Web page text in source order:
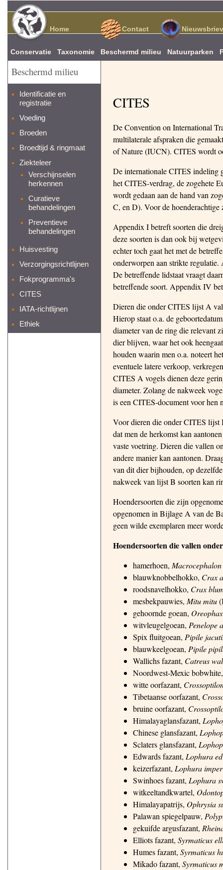
Beschermd milieu
Identificatie en
registratie
Voeding
Broeden
Broedtijd & ringmaat
Ziekteleer
Verschijnselen
herkennen
Curatieve
behandelingen
Preventieve
behandelingen
Huisvesting
Verzorgingsrichtlijnen
Fokprogramma's
CITES
IATA-richtlijnen
Ethiek
CITES
De Convention on International
multilaterale afspraken die
of Nature (IUCN). CITES wordt
De internationale CITES indeling
het CITES-verdrag, de zogehete
wordt gedaan aan de hand van
C, en D). Voor de
Appendix I betreft soorten die
deze soorten is dan ook bij
echter toch gaat het met de
onderworpen aan strikte
De betreffende lidstaat vraagt
betreffende soort. Appendix IV
Dieren die onder CITES lijst A
Hierop staat o.a. de
diameter van de ring die relevant
dier blijven, waar het ook
houden waarin men o.a. noteert
eventuele latere verkoop,
CITES A vogels dienen deze
diameter. Zolang de nakweek
is een CITES-document voor hen
Voor dieren die onder CITES lijst
dat men de herkomst kan
vaste voetring. Dieren die vallen
andere manier kan aantonen.
van dit dier bijhouden, op
nakweek van lijst B soorten kan
Hoendersoorten die zijn
opgenomen in Bijlage A van de
geen wilde exemplaren meer
Hoendersoorten die vallen
hamerhoen,
blauwknobbelhokko, Crax
roodsnavelhokko, Crax
mesbekpauwies,Mitu mitu
gehoornde goean,
witvleugelgoean, Penelope
Spix fluitgoean, Pipile
blauwkeelgoean, Pipile
Wallichs fazant, Catreus
Noordwest-Mexic
witte oorfazant,
Tibetaanse oorfazant,
bruine oorfazant,
Himalayaglansfazant,
Chinese glansfazant,
Sclaters glansfazant,
Edwards fazant, Lophura
keizerfazant, Lophura
Swinhoes fazant, Lophura
witkeeltandkwartel,
Himalayapatrijs, Ophrysia
Palawan spiegelpauw,
gekuifde argusfazant,
Elliots fazant, Syrmaticus
Humes fazant, Syrmaticus
Mikado fazant, Syrmaticus
Home Contact
Conservatie Taxonomie Beschermd milieu Natuurparken